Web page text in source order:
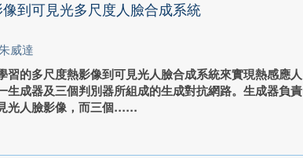
到可見光多尺度人臉合成系統
威達
習的多尺度熱影像到可見光人臉合成系統來實現熱感應人
生成器及三個判別器所組成的生成對抗網路。生成器負責
光人臉影像，而三個...